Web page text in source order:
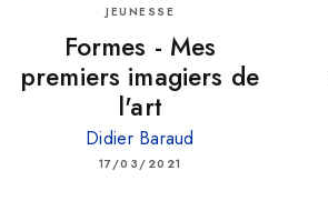
JEUNESSE
Formes - Mes
premiers imagiers de
l'art
Didier Baraud
17/03/2021